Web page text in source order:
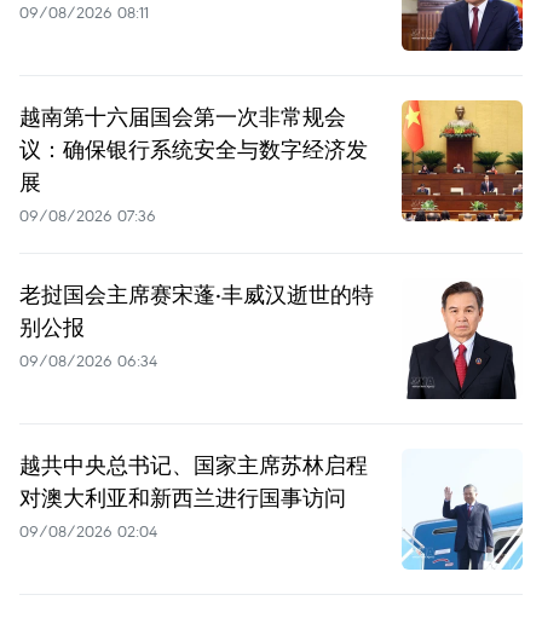
09/08/2026 08:11
越南第十六届国会第一次非常规会
议：确保银行系统安全与数字经济发
展
09/08/2026 07:36
老挝国会主席赛宋蓬·丰威汉逝世的特
别公报
09/08/2026 06:34
越共中央总书记、国家主席苏林启程
对澳大利亚和新西兰进行国事访问
09/08/2026 02:04